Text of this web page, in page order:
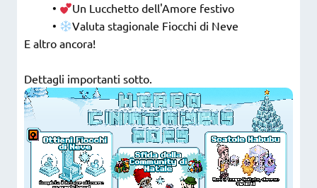
•
Un Lucchetto dell'Amore festivo
•
Valuta stagionale Fiocchi di Neve
E altro ancora!
Dettagli importanti sotto.